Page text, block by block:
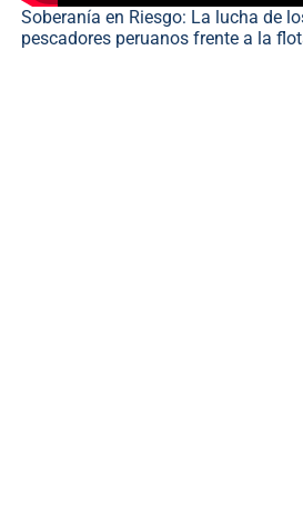
Soberanía en Riesgo: La lucha de
pescadores peruanos frente a la